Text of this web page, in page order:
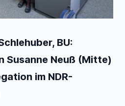
BU:
Susanne Neuß (Mitte)
im NDR-